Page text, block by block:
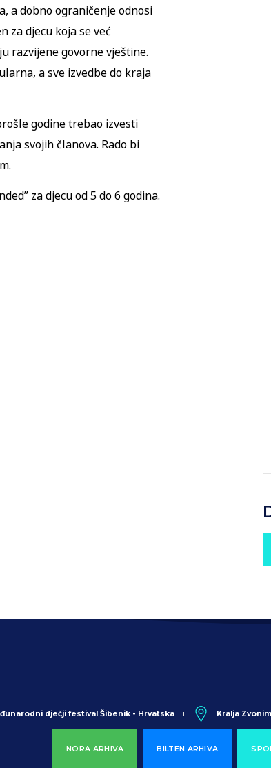
a dobno ograničenje odnosi
za djecu koja se već
razvijene govorne vještine.
a sve izvedbe do kraja
godine trebao izvesti
svojih članova. Rado bi
za djecu od 5 do 6 godina.
NORA ARHIVA BILTEN ARHIVA
dječji festival Šibenik - Hrvatska Kralja